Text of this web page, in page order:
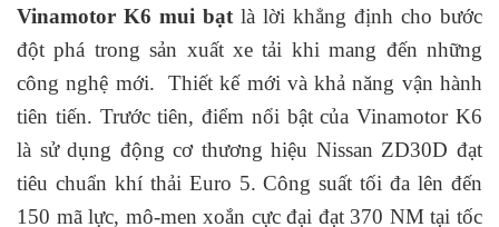
Vinamotor K6 mui bạt là lời khẳng định cho bước
đột phá trong sản xuất xe tải khi mang đến những
công nghệ mới. Thiết kế mới và khả năng vận hành
tiên tiến. Trước tiên, điểm nổi bật của Vinamotor K6
là sử dụng động cơ thương hiệu Nissan ZD30D đạt
tiêu chuẩn khí thải Euro 5. Công suất tối đa lên đến
150 mã lực, mô-men xoắn cực đại đạt 370 NM tại tốc